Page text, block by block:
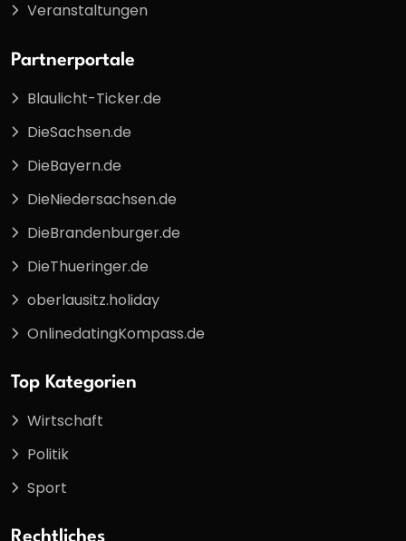
Veranstaltungen
Partnerportale
Blaulicht-Ticker.de
DieSachsen.de
DieBayern.de
DieNiedersachsen.de
DieBrandenburger.de
DieThueringer.de
oberlausitz.holiday
OnlinedatingKompass.de
Top Kategorien
Wirtschaft
Politik
Sport